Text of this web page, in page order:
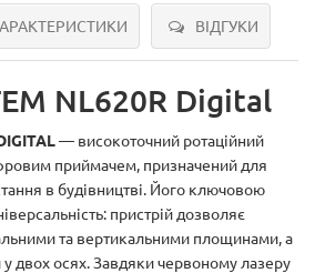
ВІДГУКИ
NL620R Digital
— високоточний ротаційний
приймачем, призначений для
в будівництві. Його ключовою
пристрій дозволяє
та вертикальними площинами, а
двох осях. Завдяки червоному лазеру